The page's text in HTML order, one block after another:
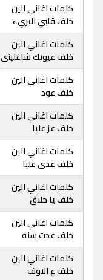
كلمات اغاني الين
خلف قلبي البريء
كلمات اغاني الين
خلف عيونك شاغليني
كلمات اغاني الين
خلف عود
كلمات اغاني الين
خلف عز عليا
كلمات اغاني الين
خلف عدى عليا
كلمات اغاني الين
خلف يا حلاق
كلمات اغاني الين
خلف عدت سنه
كلمات اغاني الين
خلف ع الاوف